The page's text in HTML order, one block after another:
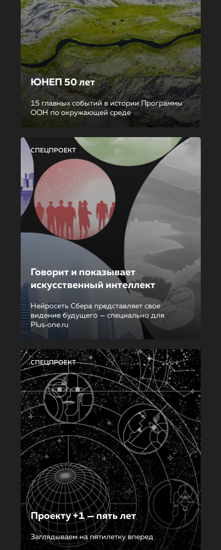
ЮНЕП 50 лет
15 главных событий в истории Программы
ООН по окружающей среде
СПЕЦПРОЕКТ
Говорит и показывает
искусственный интеллект
Нейросеть Сбера представляет свое
видение будущего — специально для
Plus‑one.ru
СПЕЦПРОЕКТ
Проекту +1 — пять лет
Заглядываем на пятилетку вперед